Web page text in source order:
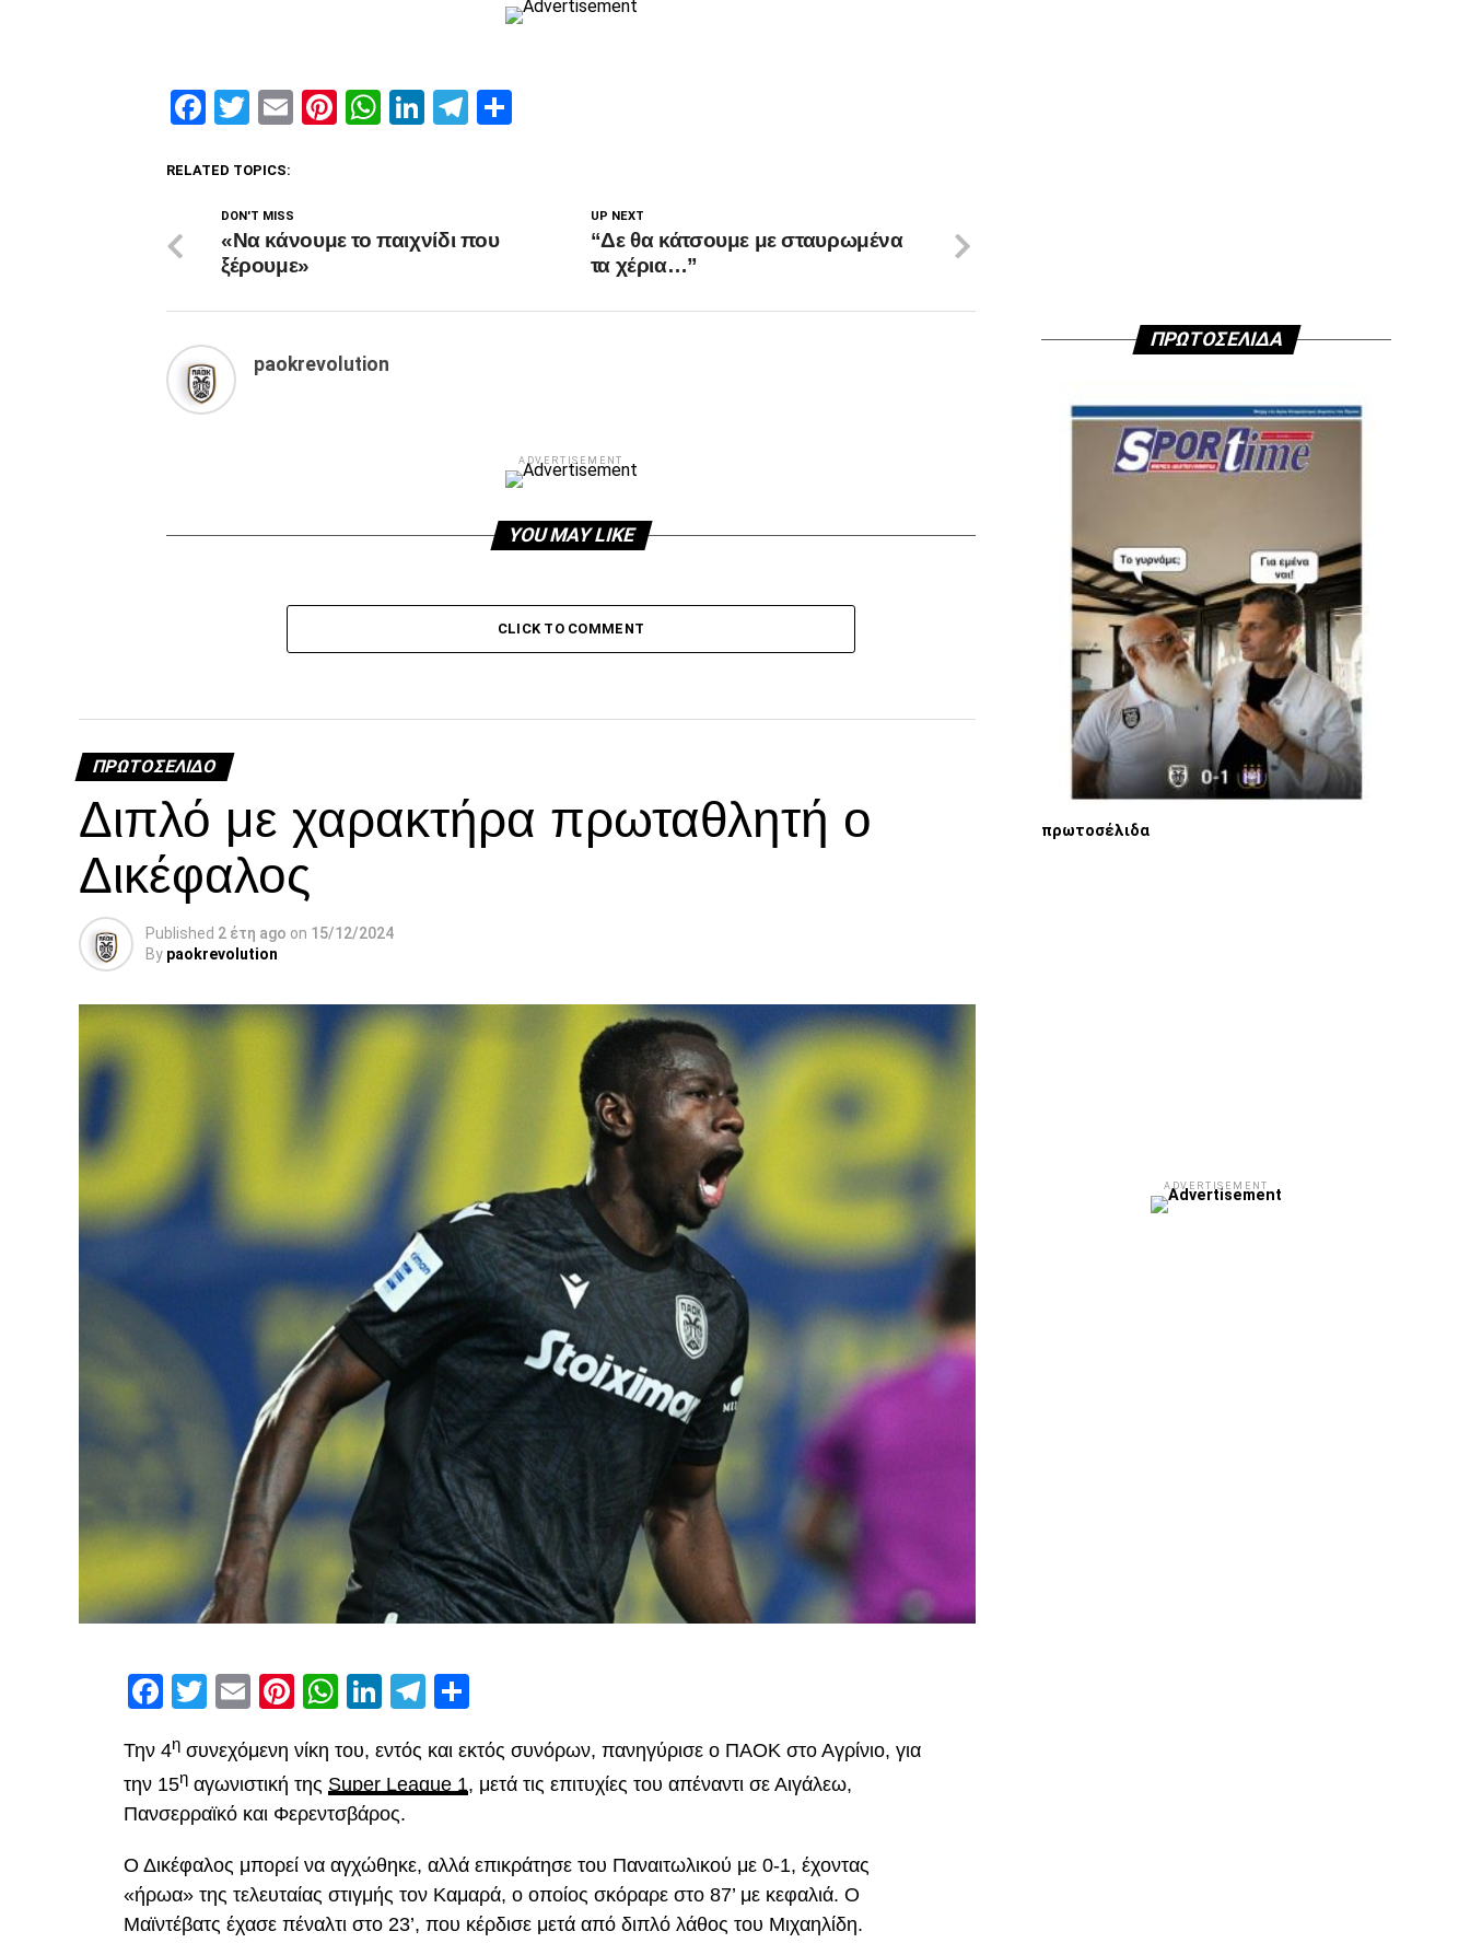
Facebook
Twitter
EmailPinterest
WhatsApp
LinkedIn
Telegram
RELATED TOPICS:
UP NEXT
“Δε θα κάτσουμε με σταυρωμένα
τα χέρια…”
DON'T MISS
«Να κάνουμε το παιχνίδι που
ξέρουμε»
paokrevolution
ADVERTISEMENT
YOU MAY LIKE
CLICK TO COMMENT
ΠΡΩΤΟΣΈΛΙΔΟ
Διπλό με χαρακτήρα πρωταθλητή ο
Δικέφαλος
Published 2 έτη ago on 15/12/2024
By paokrevolution
Facebook
Twitter
EmailPinterest
WhatsApp
LinkedIn
Telegram
Την 4η συνεχόμενη νίκη του, εντός και εκτός συνόρων, πανηγύρισε ο ΠΑΟΚ στο Αγρίνιο, για
την 15η αγωνιστική της Super League 1, μετά τις επιτυχίες του απέναντι σε Αιγάλεω,
Πανσερραϊκό και Φερεντσβάρος.
Ο Δικέφαλος μπορεί να αγχώθηκε, αλλά επικράτησε του Παναιτωλικού με 0-1, έχοντας
«ήρωα» της τελευταίας στιγμής τον Καμαρά, ο οποίος σκόραρε στο 87’ με κεφαλιά. Ο
Μαϊντέβατς έχασε πέναλτι στο 23’, που κέρδισε μετά από διπλό λάθος του Μιχαηλίδη.
ΠΡΩΤΟΣΕΛΙΔΑ
πρωτοσέλιδα
ADVERTISEMENT